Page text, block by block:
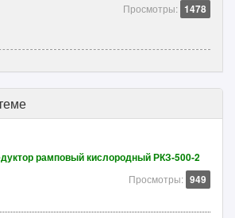
Просмотры: 1478
рамповый кислородный РКЗ-500-2
Просмотры: 949